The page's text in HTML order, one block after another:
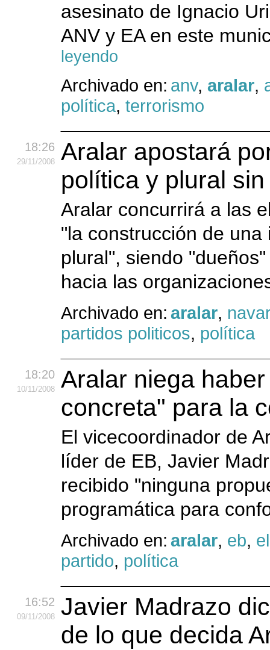
asesinato de Ignacio
ANV y EA en este
leyendo
Archivado en: anv, aralar,
política, terrorismo
18:26
29/11/2008
Aralar apostará
política y plural
Aralar concurrirá a las
"la construcción de
plural", siendo
hacia las
Archivado en: aralar,
partidos politicos, política
18:20
10/11/2008
Aralar niega
concreta" para la
El vicecoordinador de
líder de EB, Javier
recibido "ninguna
programática para
Archivado en: aralar, eb,
partido, política
16:52
09/11/2008
Javier Madrazo
de lo que decida